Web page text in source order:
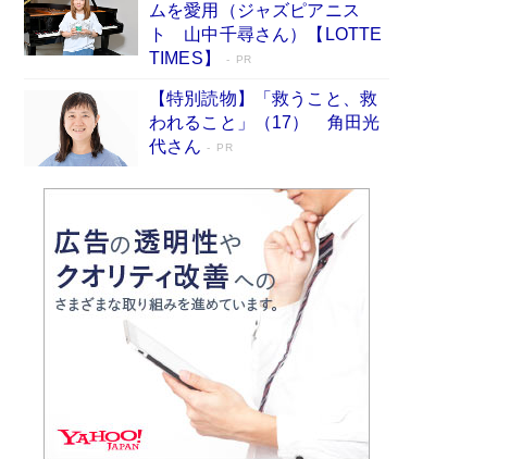
ンガ」も収録
Book Bang
美輪明宏 晩年の回答を集めた『ほほえんで生き
るための人生相談』がランクイン［エンターテイ
メントベストセラー］
Book Bang
「『火垂るの墓』は、大嘘である」原作者が抱き
続けた“自責の念”とは…「自己憐憫は描きたくな
い」監督が徹底的にこだわったこと（後編） #
戦争の記憶
Book Bang
「叱って伸びるやつは、褒めたらもっと伸びる」
俳優・高嶋政伸が家族に教わった“人を育てるコ
ツ”…芸への考え方を明かす
Book Bang
東野圭吾、伊坂幸太郎の人気シリーズ最新作どち
らも文庫化 映画化された直木賞受賞作もランク
イン［文庫ベストセラー］
Book Bang
ムを愛用（ジャズピアニス
ト 山中千尋さん）【LOTTE
TIMES】
PR
【特別読物】「救うこと、救
われること」（17） 角田光
代さん
PR